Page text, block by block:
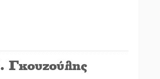
Γκουζούλης